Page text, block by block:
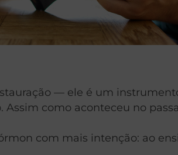
— ele é um
Assim como aconteceu no
com mais intenção: ao